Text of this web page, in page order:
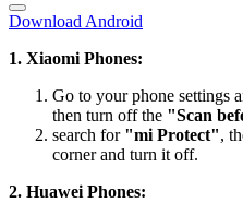
Download Android
1. Xiaomi Phones:
Go to your phone settings
then turn off the "Scan
search for "mi Protect",
corner and turn it off.
2. Huawei Phones: